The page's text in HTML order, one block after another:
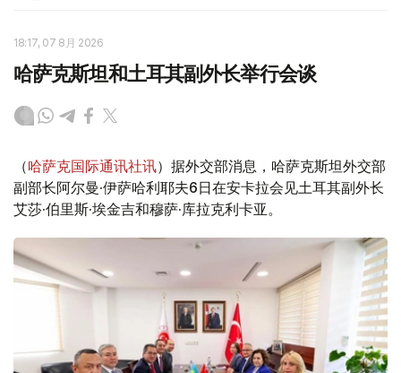
18:17, 07 8月 2026
哈萨克斯坦和土耳其副外长举行会谈
（哈萨克国际通讯社讯）据外交部消息，哈萨克斯坦外交部
副部长阿尔曼·伊萨哈利耶夫6日在安卡拉会见土耳其副外长
艾莎·伯里斯·埃金吉和穆萨·库拉克利卡亚。